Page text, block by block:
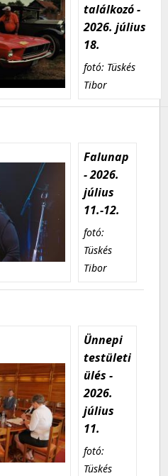
találkozó -
2026. július
18.
fotó: Tüskés
Tibor
Falunap
- 2026.
július
11.-12.
fotó:
Tüskés
Tibor
Ünnepi
testületi
ülés -
2026.
július
11.
fotó:
Tüskés